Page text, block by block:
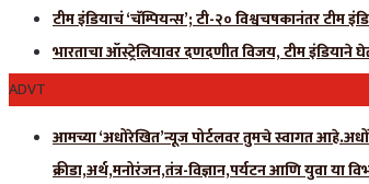
टीम इंडियाचं ‘चॅम्पियन्स’; टी-२० विश्वचषकानंतर टीम
भारताचा ऑस्ट्रेलियावर दणदणीत विजय, टीम इंडियाने
ADVT
आमच्या ‘अधोरेखित’न्यूज पोर्टलवर तुमचे स्वागत
क्रीडा,अर्थ,मनोरंजन,तंत्र-विज्ञान,पर्यटन आणि युवा या